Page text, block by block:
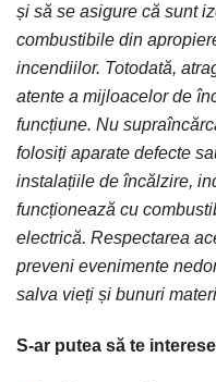
și să se asigure că sunt
combustibile din
incendiilor. Totodată,
atente a mijloacelor de
funcțiune. Nu
folosiți aparate defecte
instalațiile de încălzire,
funcționează cu
electrică. Respectarea
preveni evenimente
salva vieți și bunuri
S-ar putea să te